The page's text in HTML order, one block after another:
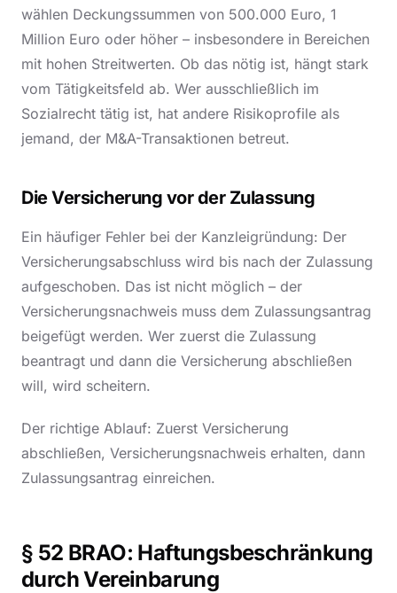
wählen Deckungssummen von 500.000 Euro, 1
Million Euro oder höher – insbesondere in Bereichen
mit hohen Streitwerten. Ob das nötig ist, hängt stark
vom Tätigkeitsfeld ab. Wer ausschließlich im
Sozialrecht tätig ist, hat andere Risikoprofile als
jemand, der M&A-Transaktionen betreut.
Die Versicherung vor der Zulassung
Ein häufiger Fehler bei der Kanzleigründung: Der
Versicherungsabschluss wird bis nach der Zulassung
aufgeschoben. Das ist nicht möglich – der
Versicherungsnachweis muss dem Zulassungsantrag
beigefügt werden. Wer zuerst die Zulassung
beantragt und dann die Versicherung abschließen
will, wird scheitern.
Der richtige Ablauf: Zuerst Versicherung
abschließen, Versicherungsnachweis erhalten, dann
Zulassungsantrag einreichen.
§ 52 BRAO: Haftungsbeschränkung
durch Vereinbarung